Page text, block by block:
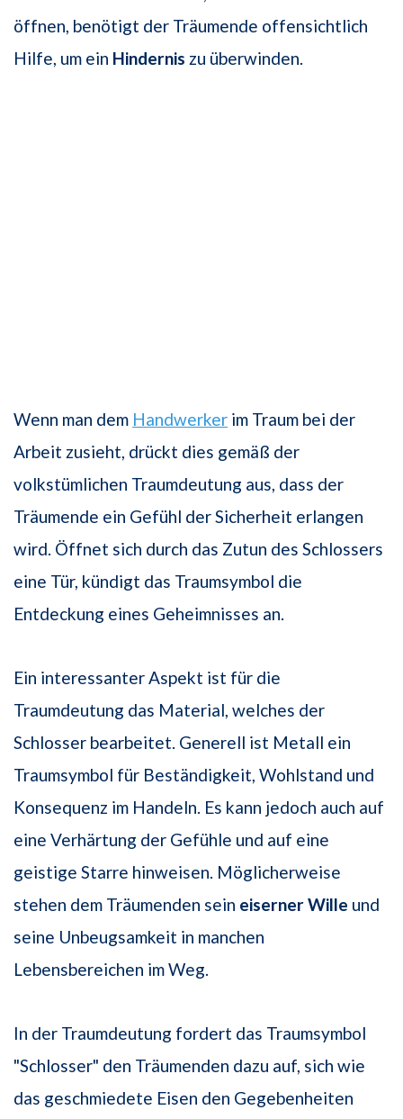
öffnen, benötigt der Träumende offensichtlich
Hilfe, um ein Hindernis zu überwinden.
Wenn man dem Handwerker im Traum bei der
Arbeit zusieht, drückt dies gemäß der
volkstümlichen Traumdeutung aus, dass der
Träumende ein Gefühl der Sicherheit erlangen
wird. Öffnet sich durch das Zutun des Schlossers
eine Tür, kündigt das Traumsymbol die
Entdeckung eines Geheimnisses an.
Ein interessanter Aspekt ist für die
Traumdeutung das Material, welches der
Schlosser bearbeitet. Generell ist Metall ein
Traumsymbol für Beständigkeit, Wohlstand und
Konsequenz im Handeln. Es kann jedoch auch auf
eine Verhärtung der Gefühle und auf eine
geistige Starre hinweisen. Möglicherweise
stehen dem Träumenden sein eiserner Wille und
seine Unbeugsamkeit in manchen
Lebensbereichen im Weg.
In der Traumdeutung fordert das Traumsymbol
"Schlosser" den Träumenden dazu auf, sich wie
das geschmiedete Eisen den Gegebenheiten